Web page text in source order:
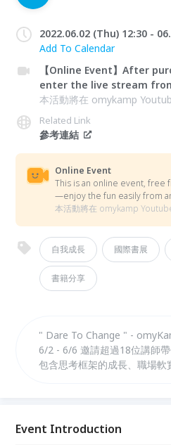
2022.06.02 (Thu) 12:30 -
Add To Calendar
【Online Event】After
enter the live stream
本活動將在 omykamp
Related Link
參考連結
Online Event
This is an online event,
—enjoy the fun easily from
本活動將在 omykamp
自我成長 國際書展
書籍分享
" Dare To Change " -
6/2 - 6/6 邀請超過18位講師
包含思考框架的成長、職場
Event Introduction